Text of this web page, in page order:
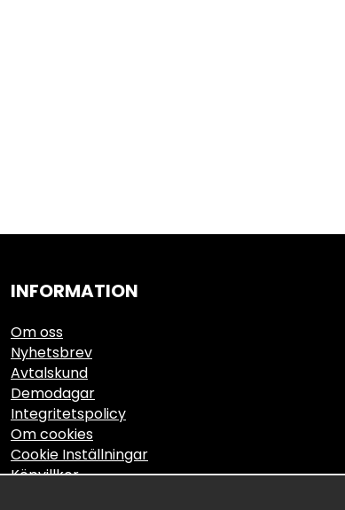
INFORMATION
Om oss
Nyhetsbrev
Avtalskund
Demodagar
Integritetspolicy
Om cookies
Cookie Inställningar
Köpvillkor